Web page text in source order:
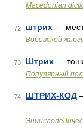
Macedonian
72 штрих —
Воровской
73 Штрих —
Популярный
74 ШТРИХ-КОД